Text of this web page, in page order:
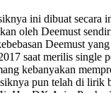
ini dibuat secara
oleh Deemust
Deemust
saat merilis single
kebanyakan
pun telah di lirik